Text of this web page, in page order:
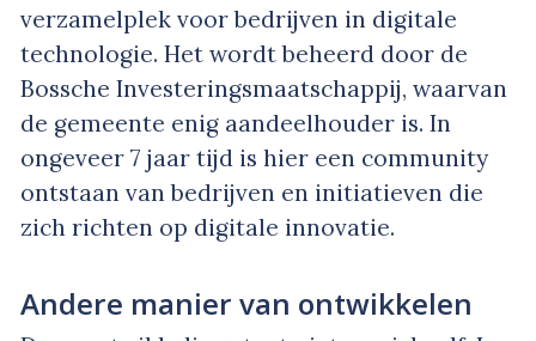
verzamelplek voor bedrijven in digitale
technologie. Het wordt beheerd door de
Bossche Investeringsmaatschappij, waarvan
de gemeente enig aandeelhouder is. In
ongeveer 7 jaar tijd is hier een community
ontstaan van bedrijven en initiatieven die
zich richten op digitale innovatie.
Andere manier van ontwikkelen